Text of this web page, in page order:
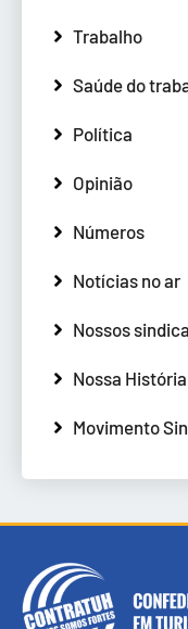
Trabalho
Saúde do
Política
Opinião
Números
Notícias no ar
Nossos
Nossa História
Movimento